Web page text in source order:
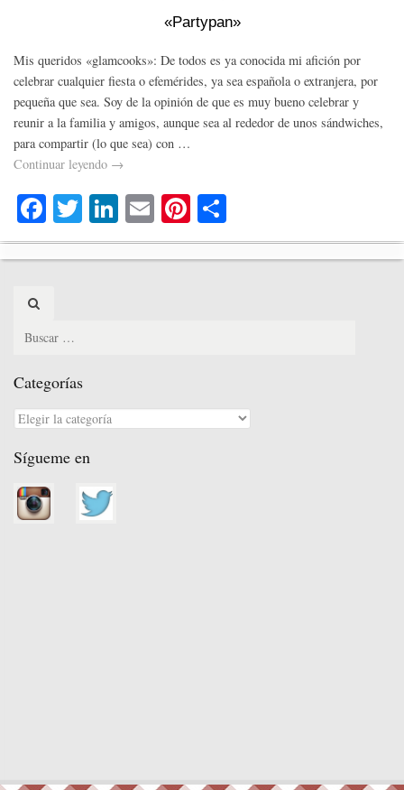
«Partypan»
Mis queridos «glamcooks»: De todos es ya conocida mi afición por
celebrar cualquier fiesta o efemérides, ya sea española o extranjera, por
pequeña que sea. Soy de la opinión de que es muy bueno celebrar y
reunir a la familia y amigos, aunque sea al rededor de unos sándwiches,
para compartir (lo que sea) con …
Continuar leyendo →
Fa
ce
bo
T
wi
tte
Li
nk
ed
E
m
ail
Pi
nt
er
o
m
Search
Categorías
Categorías
Sígueme en